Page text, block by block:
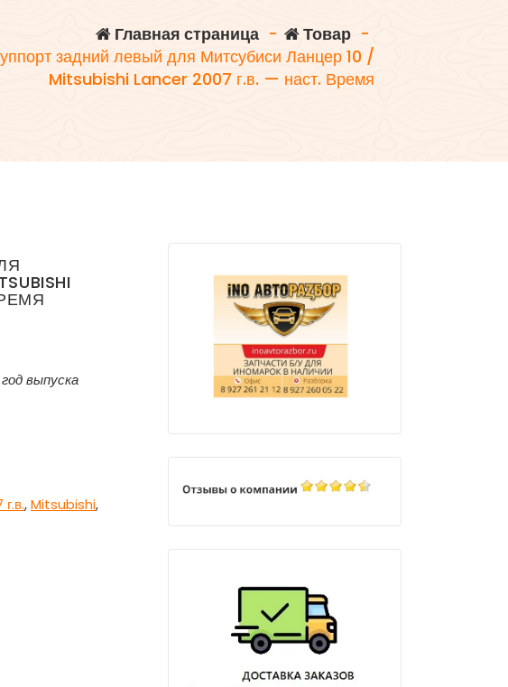
Главная страница - Товар -
задний левый для Митсубиси Ланцер 10 /
Mitsubishi Lancer 2007 г.в. — наст. Время
выпуска
,Mitsubishi,